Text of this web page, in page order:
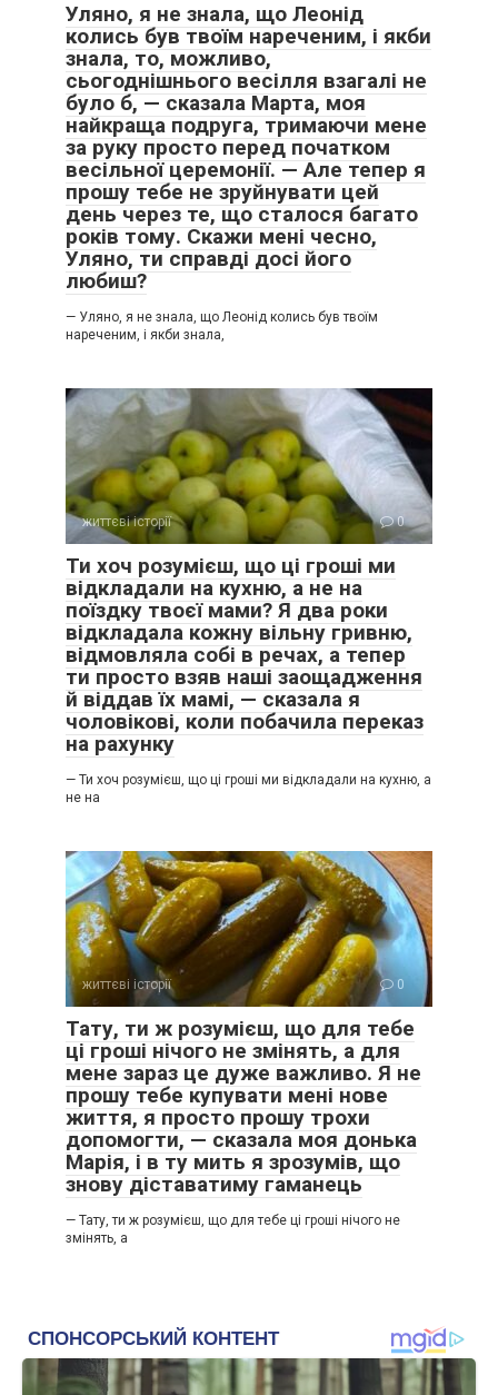
Уляно, я не знала, що Леонід
колись був твоїм нареченим, і якби
знала, то, можливо,
сьогоднішнього весілля взагалі не
було б, — сказала Марта, моя
найкраща подруга, тримаючи мене
за руку просто перед початком
весільної церемонії. — Але тепер я
прошу тебе не зруйнувати цей
день через те, що сталося багато
років тому. Скажи мені чесно,
Уляно, ти справді досі його
любиш?
— Уляно, я не знала, що Леонід колись був твоїм
нареченим, і якби знала,
життєві історії 0
Ти хоч розумієш, що ці гроші ми
відкладали на кухню, а не на
поїздку твоєї мами? Я два роки
відкладала кожну вільну гривню,
відмовляла собі в речах, а тепер
ти просто взяв наші заощадження
й віддав їх мамі, — сказала я
чоловікові, коли побачила переказ
на рахунку
— Ти хоч розумієш, що ці гроші ми відкладали на кухню, а
не на
життєві історії 0
Тату, ти ж розумієш, що для тебе
ці гроші нічого не змінять, а для
мене зараз це дуже важливо. Я не
прошу тебе купувати мені нове
життя, я просто прошу трохи
допомогти, — сказала моя донька
Марія, і в ту мить я зрозумів, що
знову діставатиму гаманець
— Тату, ти ж розумієш, що для тебе ці гроші нічого не
змінять, а